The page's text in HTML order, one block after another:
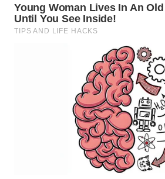
Excesso de pressa que leva a
decisões ruins.
Negligência com sono,